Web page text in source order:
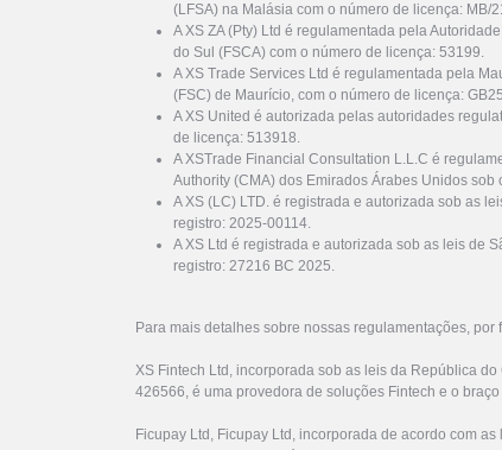
(LFSA) na Malásia com o número de licença: MB/
A XS ZA (Pty) Ltd é regulamentada pela
do Sul (FSCA) com o número de licença: 53199.
A XS Trade Services Ltd é regulamentada pela
(FSC) de Maurício, com o número de licença:
A XS United é autorizada pelas autoridades
de licença: 513918.
A XSTrade Financial Consultation L.L.C é
Authority (CMA) dos Emirados Árabes Unidos
A XS (LC) LTD. é registrada e autorizada sob as
registro: 2025-00114.
A XS Ltd é registrada e autorizada sob as leis de
registro: 27216 BC 2025.
Para mais detalhes sobre nossas regulamentações, por
XS Fintech Ltd, incorporada sob as leis da República
426566, é uma provedora de soluções Fintech e o
Ficupay Ltd, Ficupay Ltd, incorporada de acordo com